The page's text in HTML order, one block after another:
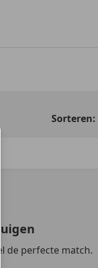
Sorteren:
de perfecte match.